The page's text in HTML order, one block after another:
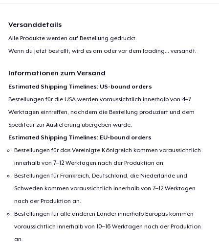
Versanddetails
Alle Produkte werden auf Bestellung gedruckt.
Wenn du jetzt bestellt, wird es am oder vor demloading... versandt.
Informationen zum Versand
Estimated Shipping Timelines: US-bound orders
Bestellungen für die USA werden voraussichtlich innerhalb von 4–7
Werktagen eintreffen, nachdem die Bestellung produziert und dem
Spediteur zur Auslieferung übergeben wurde.
Estimated Shipping Timelines: EU-bound orders
Bestellungen für das Vereinigte Königreich kommen voraussichtlich
innerhalb von 7–12 Werktagen nach der Produktion an.
Bestellungen für Frankreich, Deutschland, die Niederlande und
Schweden kommen voraussichtlich innerhalb von 7–12 Werktagen
nach der Produktion an.
Bestellungen für alle anderen Länder innerhalb Europas kommen
voraussichtlich innerhalb von 10–16 Werktagen nach der Produktion
an.